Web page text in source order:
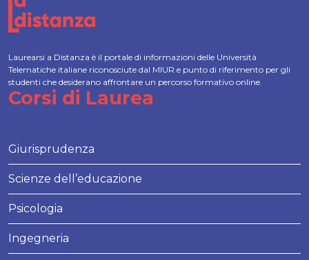
Laurearsi a Distanza è il portale di informazioni delle Università
Telematiche italiane riconosciute dal MIUR e punto di riferimento per gli
studenti che desiderano affrontare un percorso formativo online.
Corsi di Laurea
Giurisprudenza
Scienze dell’educazione
Psicologia
Ingegneria